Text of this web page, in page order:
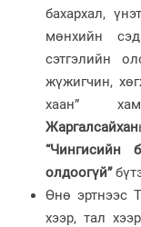
бахархал,
мөнхийн
сэтгэлийн
жүжигчин,
хаан”
Жаргалсайхан
“Чингисийн
олдоогүй”
Өнө эртнээс
хээр, тал